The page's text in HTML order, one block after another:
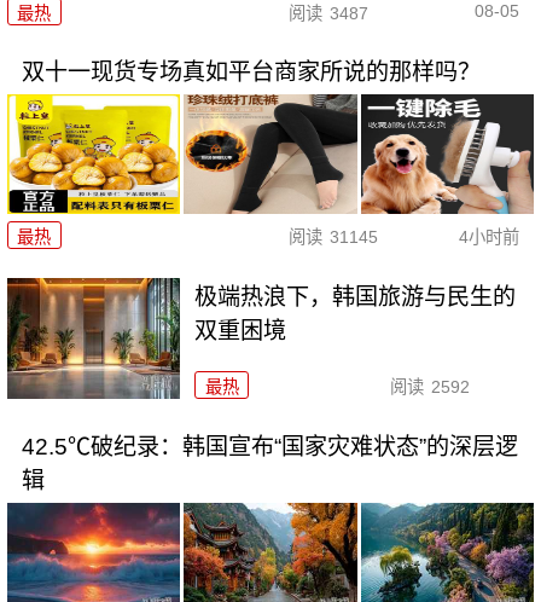
最热 阅读 3487 08-05
双十一现货专场真如平台商家所说的那样吗？
最热 阅读 31145 4小时前
极端热浪下，韩国旅游与民生的
双重困境
最热 阅读 2592
42.5℃破纪录：韩国宣布“国家灾难状态”的深层逻
辑